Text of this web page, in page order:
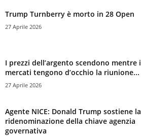
Trump Turnberry è morto in 28 Open
27 Aprile 2026
I prezzi dell’argento scendono mentre i
mercati tengono d’occhio la riunione...
27 Aprile 2026
Agente NICE: Donald Trump sostiene la
ridenominazione della chiave agenzia
governativa